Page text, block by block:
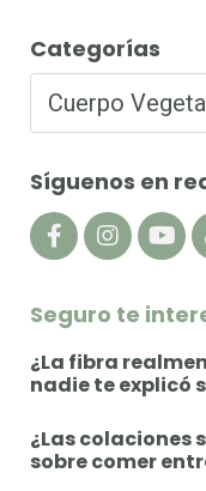
Categorías
Síguenos en
Seguro te
¿La fibra
nadie te explicó
¿Las colaciones
sobre comer